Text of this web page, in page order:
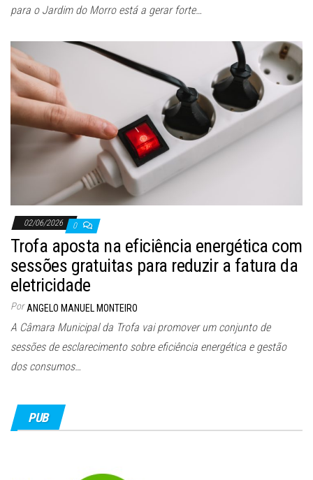
para o Jardim do Morro está a gerar forte…
02/06/2026 0
Trofa aposta na eficiência energética com
sessões gratuitas para reduzir a fatura da
eletricidade
Por ANGELO MANUEL MONTEIRO
A Câmara Municipal da Trofa vai promover um conjunto de
sessões de esclarecimento sobre eficiência energética e gestão
dos consumos…
PUB